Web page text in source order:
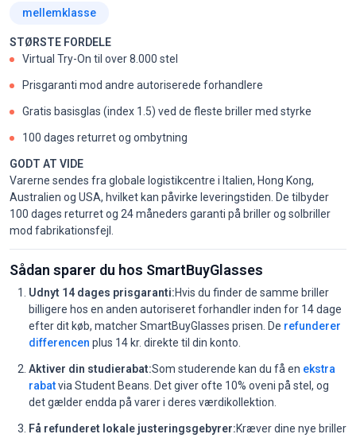
mellemklasse
STØRSTE FORDELE
Virtual Try-On til over 8.000 stel
Prisgaranti mod andre autoriserede forhandlere
Gratis basisglas (index 1.5) ved de fleste briller med styrke
100 dages returret og ombytning
GODT AT VIDE
Varerne sendes fra globale logistikcentre i Italien, Hong Kong,
Australien og USA, hvilket kan påvirke leveringstiden. De tilbyder
100 dages returret og 24 måneders garanti på briller og solbriller
mod fabrikationsfejl.
Sådan sparer du hos SmartBuyGlasses
Udnyt 14 dages prisgaranti:Hvis du finder de samme briller
billigere hos en anden autoriseret forhandler inden for 14 dage
efter dit køb, matcher SmartBuyGlasses prisen. De refunderer
differencen plus 14 kr. direkte til din konto.
Aktiver din studierabat:Som studerende kan du få en ekstra
rabatvia Student Beans. Det giver ofte 10% oveni på stel, og
det gælder endda på varer i deres værdikollektion.
Få refunderet lokale justeringsgebyrer:Kræver dine nye briller